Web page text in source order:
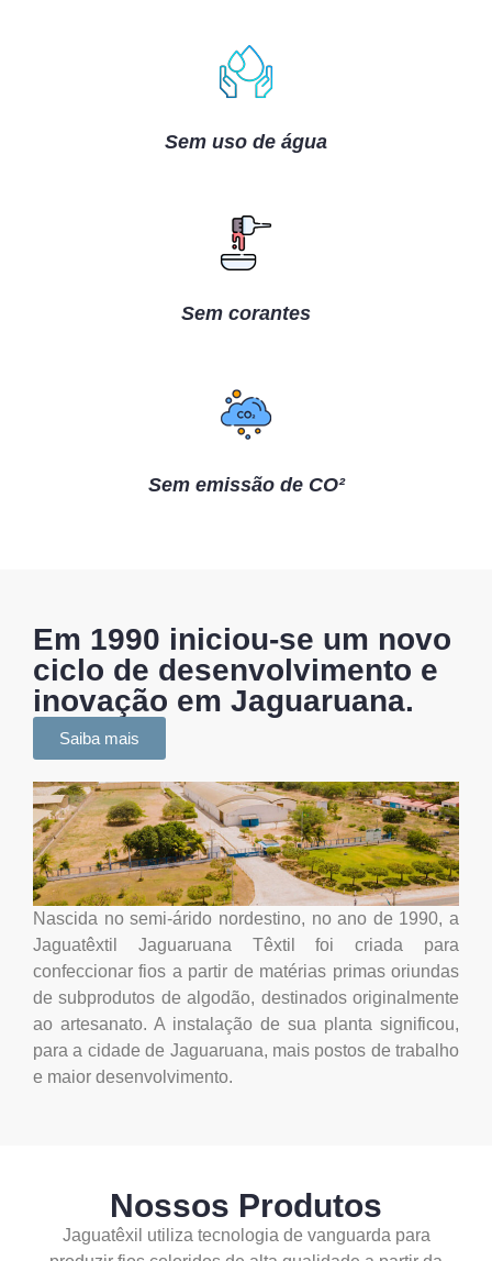
Sem uso de água
Sem corantes
Sem emissão de CO²
Em 1990 iniciou-se um novo
ciclo de desenvolvimento e
inovação em Jaguaruana.
Saiba mais
Nascida no semi-árido nordestino, no ano de 1990, a
Jaguatêxtil Jaguaruana Têxtil foi criada para
confeccionar fios a partir de matérias primas oriundas
de subprodutos de algodão, destinados originalmente
ao artesanato. A instalação de sua planta significou,
para a cidade de Jaguaruana, mais postos de trabalho
e maior desenvolvimento.
Nossos Produtos
Jaguatêxil utiliza tecnologia de vanguarda para